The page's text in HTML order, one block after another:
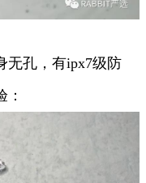
无孔，有ipx7级防